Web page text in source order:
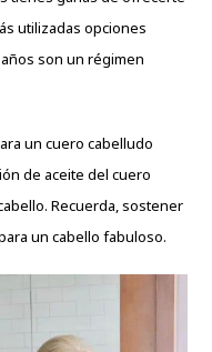
utilizadas opciones
son un régimen
un cuero cabelludo
de aceite del cuero
Recuerda, sostener
un cabello fabuloso.